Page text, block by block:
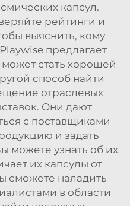
капсул.
рейтинги и
выяснить, кому
предлагает
стать хорошей
способ найти
отраслевых
Они дают
с поставщиками
и задать
можете узнать об их
их капсулы от
сможете наладить
в области